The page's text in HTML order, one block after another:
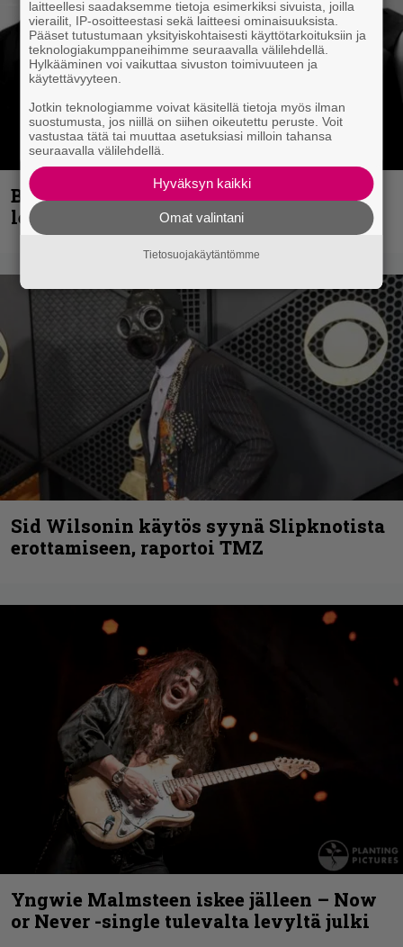
Blind Channel aktivoituu jälleen uuden
levyn ja jäähallikeikan merkeissä
Sid Wilsonin käytös syynä Slipknotista
erottamiseen, raportoi TMZ
Yngwie Malmsteen iskee jälleen – Now
or Never -single tulevalta levyltä julki
laitteellesi saadaksemme tietoja esimerkiksi sivuista, joilla
vierailit, IP-osoitteestasi sekä laitteesi ominaisuuksista.
Pääset tutustumaan yksityiskohtaisesti käyttötarkoituksiin ja
teknologiakumppaneihimme seuraavalla välilehdellä.
Hylkääminen voi vaikuttaa sivuston toimivuuteen ja
käytettävyyteen.
Jotkin teknologiamme voivat käsitellä tietoja myös ilman
suostumusta, jos niillä on siihen oikeutettu peruste. Voit
vastustaa tätä tai muuttaa asetuksiasi milloin tahansa
seuraavalla välilehdellä.
Hyväksyn kaikki
Omat valintani
Tietosuojakäytäntömme